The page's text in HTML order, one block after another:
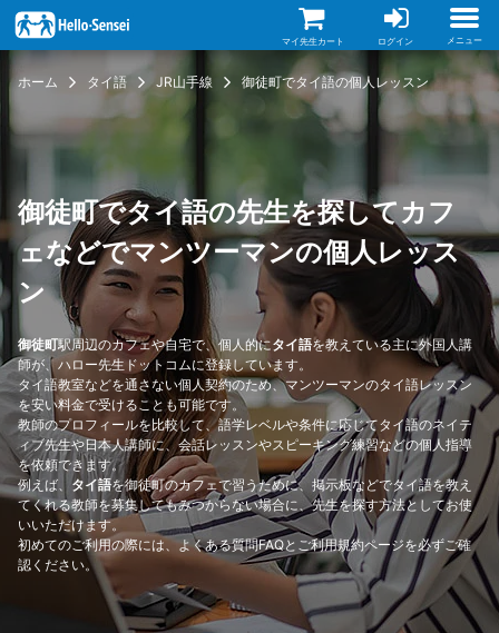
イ
ン
コ
テ
に
マイ先生カート ログイン メニュー
ホーム タイ語 JR山手線 御徒町でタイ語の個人レッスン
御徒町でタイ語の先生を探してカフ
ェなどでマンツーマンの個人レッス
ン
御徒町駅周辺のカフェや自宅で、個人的にタイ語を教えている主に外国人講
師が、ハロー先生ドットコムに登録しています。
タイ語教室などを通さない個人契約のため、マンツーマンのタイ語レッスン
を安い料金で受けることも可能です。
教師のプロフィールを比較して、語学レベルや条件に応じてタイ語のネイテ
ィブ先生や日本人講師に、会話レッスンやスピーキング練習などの個人指導
を依頼できます。
例えば、 タイ語を御徒町のカフェで習うために、掲示板などでタイ語を教え
てくれる教師を募集してもみつからない場合に、先生を探す方法としてお使
いいただけます。
初めてのご利用の際には、よくある質問FAQと ご利用規約ページを必ずご確
認ください。